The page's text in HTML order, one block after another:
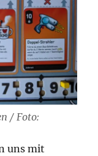
/ Foto:
uns mit